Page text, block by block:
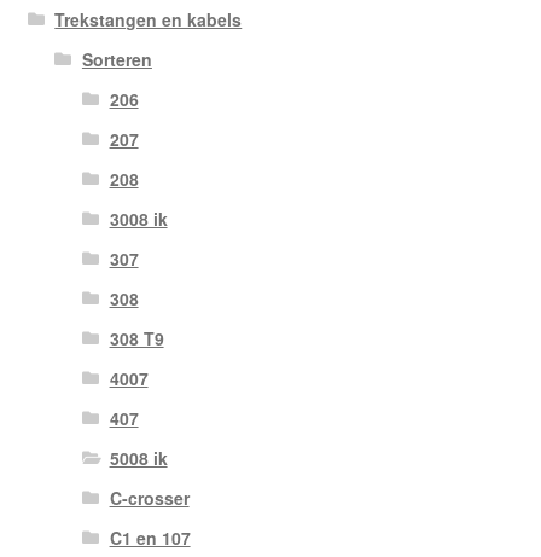
Trekstangen en kabels
Sorteren
206
207
208
3008 ik
307
308
308 T9
4007
407
5008 ik
C-crosser
C1 en 107